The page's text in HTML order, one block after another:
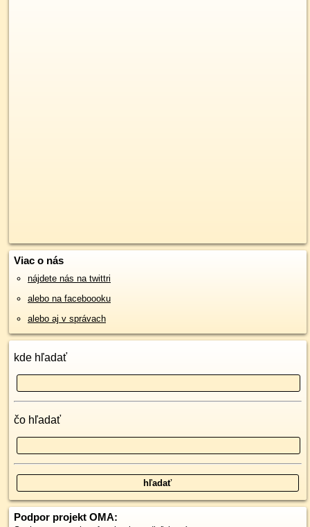
Viac o nás
nájdete nás na twittri
alebo na faceboooku
alebo aj v správach
kde hľadať
čo hľadať
Podpor projekt OMA: